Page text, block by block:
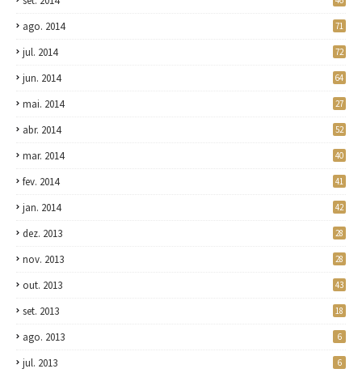
ago. 2014 71
jul. 2014 72
jun. 2014 64
mai. 2014 27
abr. 2014 52
mar. 2014 40
fev. 2014 41
jan. 2014 42
dez. 2013 28
nov. 2013 28
out. 2013 43
set. 2013 18
ago. 2013 6
jul. 2013 6